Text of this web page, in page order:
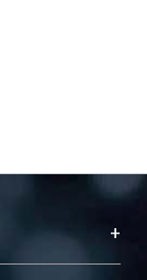
+